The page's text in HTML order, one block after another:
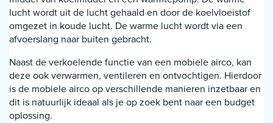
lucht wordt uit de lucht gehaald en door de koelvloeistof
omgezet in koude lucht. De warme lucht wordt via een
afvoerslang naar buiten gebracht.
Naast de verkoelende functie van een mobiele airco, kan
deze ook verwarmen, ventileren en ontvochtigen. Hierdoor
is de mobiele airco op verschillende manieren inzetbaar en
dit is natuurlijk ideaal als je op zoek bent naar een budget
oplossing.